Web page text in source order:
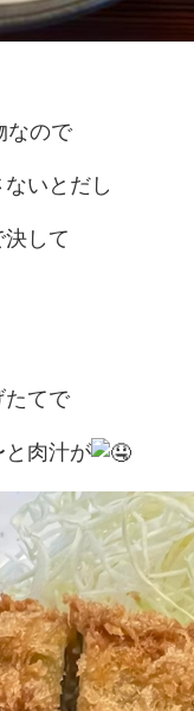
なので
いとだし
して
てで
と肉汁が